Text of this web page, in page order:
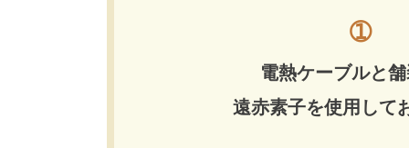
➀
電熱ケーブルと
遠赤素子を使用して